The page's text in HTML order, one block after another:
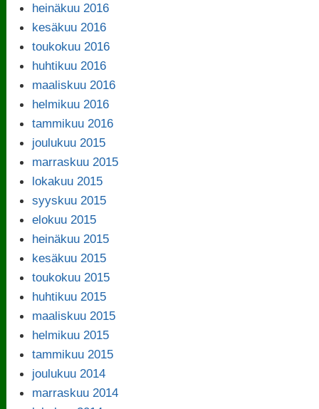
heinäkuu 2016
kesäkuu 2016
toukokuu 2016
huhtikuu 2016
maaliskuu 2016
helmikuu 2016
tammikuu 2016
joulukuu 2015
marraskuu 2015
lokakuu 2015
syyskuu 2015
elokuu 2015
heinäkuu 2015
kesäkuu 2015
toukokuu 2015
huhtikuu 2015
maaliskuu 2015
helmikuu 2015
tammikuu 2015
joulukuu 2014
marraskuu 2014